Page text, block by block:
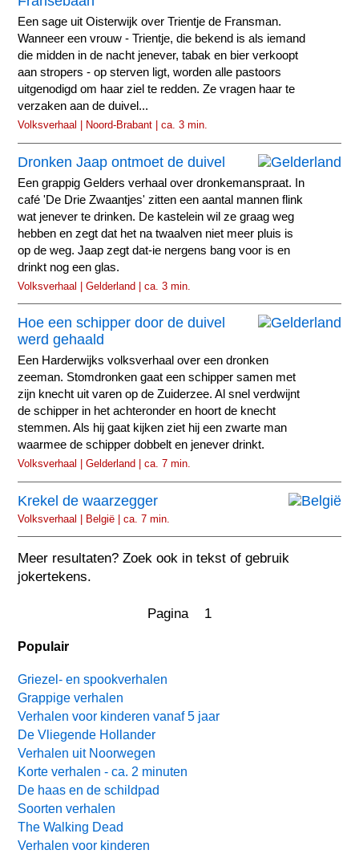
Een sage uit Oisterwijk over Trientje de Fransman.
Wanneer een vrouw - Trientje, die bekend is als iemand
die midden in de nacht jenever, tabak en bier verkoopt
aan stropers - op sterven ligt, worden alle pastoors
uitgenodigd om haar ziel te redden. Ze vragen haar te
verzaken aan de duivel...
Volksverhaal | Noord-Brabant | ca. 3 min.
Dronken Jaap ontmoet de duivel
Een grappig Gelders verhaal over dronkemanspraat. In
café 'De Drie Zwaantjes' zitten een aantal mannen flink
wat jenever te drinken. De kastelein wil ze graag weg
hebben en zegt dat het na twaalven niet meer pluis is
op de weg. Jaap zegt dat-ie nergens bang voor is en
drinkt nog een glas.
Volksverhaal | Gelderland | ca. 3 min.
Hoe een schipper door de duivel
werd gehaald
Een Harderwijks volksverhaal over een dronken
zeeman. Stomdronken gaat een schipper samen met
zijn knecht uit varen op de Zuiderzee. Al snel verdwijnt
de schipper in het achteronder en hoort de knecht
stemmen. Als hij gaat kijken ziet hij een zwarte man
waarmee de schipper dobbelt en jenever drinkt.
Volksverhaal | Gelderland | ca. 7 min.
Krekel de waarzegger
Volksverhaal | België | ca. 7 min.
Meer resultaten? Zoek ook in tekst of gebruik
jokertekens.
Pagina 1
Populair
Griezel- en spookverhalen
Grappige verhalen
Verhalen voor kinderen vanaf 5 jaar
De Vliegende Hollander
Verhalen uit Noorwegen
Korte verhalen - ca. 2 minuten
De haas en de schildpad
Soorten verhalen
The Walking Dead
Verhalen voor kinderen